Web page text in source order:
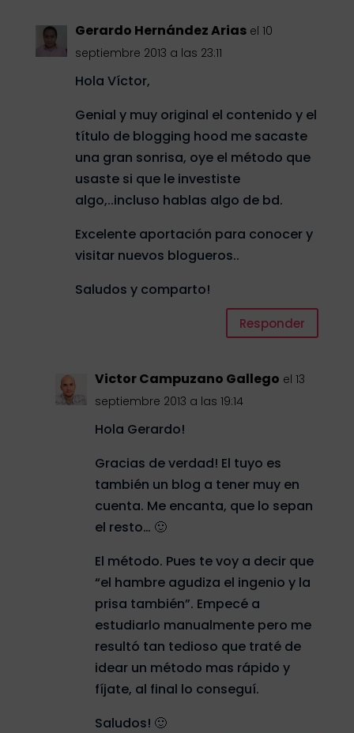
Gerardo Hernández Arias el 10
septiembre 2013 a las 23:11
Hola Víctor,
Genial y muy original el contenido y el
título de blogging hood me sacaste
una gran sonrisa, oye el método que
usaste si que le investiste
algo,..incluso hablas algo de bd.
Excelente aportación para conocer y
visitar nuevos blogueros..
Saludos y comparto!
Responder
Victor Campuzano Gallego el 13
septiembre 2013 a las 19:14
Hola Gerardo!
Gracias de verdad! El tuyo es
también un blog a tener muy en
cuenta. Me encanta, que lo sepan
el resto… 🙂
El método. Pues te voy a decir que
“el hambre agudiza el ingenio y la
prisa también”. Empecé a
estudiarlo manualmente pero me
resultó tan tedioso que traté de
idear un método mas rápido y
fíjate, al final lo conseguí.
Saludos! 🙂